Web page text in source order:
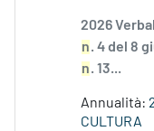
2026
n. 4 del 8
n. 13...
Annualità:
CULTURA